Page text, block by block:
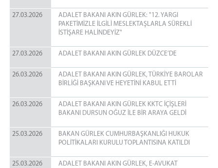
27.03.2026
ADALET BAKANI AKIN GÜRLEK: "12. YARGI
PAKETİMİZLE İLGİLİ MESLEKTAŞLARLA SÜREKLİ
İSTİŞARE HALİNDEYİZ"
27.03.2026 ADALET BAKANI AKIN GÜRLEK DÜZCE’DE
26.03.2026
ADALET BAKANI AKIN GÜRLEK, TÜRKİYE BAROLAR
BİRLİĞİ BAŞKANI VE HEYETİNİ KABUL ETTİ
26.03.2026
ADALET BAKANI AKIN GÜRLEK KKTC İÇİŞLERİ
BAKANI DURSUN OĞUZ İLE BİR ARAYA GELDİ
25.03.2026
BAKAN GÜRLEK CUMHURBAŞKANLIĞI HUKUK
POLİTİKALARI KURULU TOPLANTISINA KATILDI
25.03.2026
ADALET BAKANI AKIN GÜRLEK, E-AVUKAT